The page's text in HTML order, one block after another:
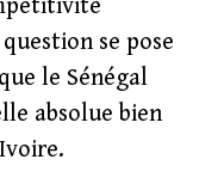
se pose
le Sénégal
absolue bien